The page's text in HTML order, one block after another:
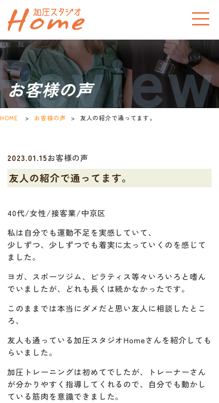
お客様の声
HOME > お客様の声 > 友人の紹介で通ってます。
2023.01.15お客様の声
友人の紹介で通ってます。
40代/女性/接客業/中京区
私は自分でも運動不足を実感していて、
少しずつ、少しずつでも着実に太っていくのを感じて
ました。
ヨガ、スポーツジム、ピラティス等々いろいろと嗜ん
でいましたが、どれも長くは続かなかったです。
このままでは本当にダメだと思い友人に相談したとこ
ろ、
友人も通っている加圧スタジオHomeさんを紹介しても
らいました。
加圧トレーニングは初めてでしたが、トレーナーさん
が分かりやすく指導してくれるので、自分でも動かし
ている筋肉を意識できました。